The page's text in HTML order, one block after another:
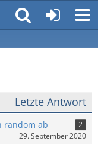
Letzte Antwort
random ab
2
29. September 2020